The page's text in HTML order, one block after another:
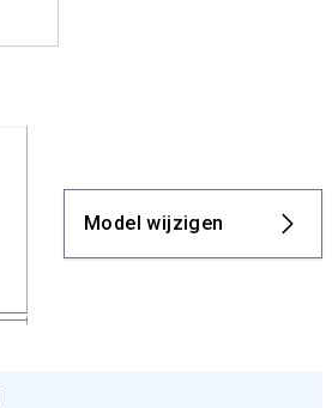
Model wijzigen